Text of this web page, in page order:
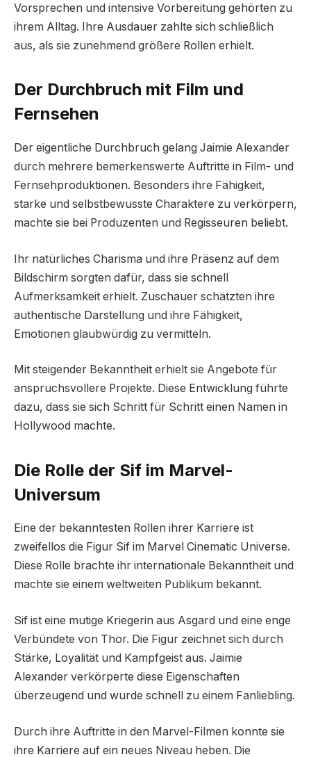
Vorsprechen und intensive Vorbereitung gehörten zu
ihrem Alltag. Ihre Ausdauer zahlte sich schließlich
aus, als sie zunehmend größere Rollen erhielt.
Der Durchbruch mit Film und
Fernsehen
Der eigentliche Durchbruch gelang Jaimie Alexander
durch mehrere bemerkenswerte Auftritte in Film- und
Fernsehproduktionen. Besonders ihre Fähigkeit,
starke und selbstbewusste Charaktere zu verkörpern,
machte sie bei Produzenten und Regisseuren beliebt.
Ihr natürliches Charisma und ihre Präsenz auf dem
Bildschirm sorgten dafür, dass sie schnell
Aufmerksamkeit erhielt. Zuschauer schätzten ihre
authentische Darstellung und ihre Fähigkeit,
Emotionen glaubwürdig zu vermitteln.
Mit steigender Bekanntheit erhielt sie Angebote für
anspruchsvollere Projekte. Diese Entwicklung führte
dazu, dass sie sich Schritt für Schritt einen Namen in
Hollywood machte.
Die Rolle der Sif im Marvel-
Universum
Eine der bekanntesten Rollen ihrer Karriere ist
zweifellos die Figur Sif im Marvel Cinematic Universe.
Diese Rolle brachte ihr internationale Bekanntheit und
machte sie einem weltweiten Publikum bekannt.
Sif ist eine mutige Kriegerin aus Asgard und eine enge
Verbündete von Thor. Die Figur zeichnet sich durch
Stärke, Loyalität und Kampfgeist aus. Jaimie
Alexander verkörperte diese Eigenschaften
überzeugend und wurde schnell zu einem Fanliebling.
Durch ihre Auftritte in den Marvel-Filmen konnte sie
ihre Karriere auf ein neues Niveau heben. Die